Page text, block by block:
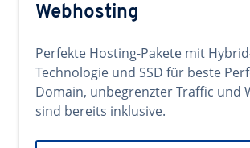
Webhosting
Perfekte Hosting-Pakete mit
Technologie und SSD für beste
Domain, unbegrenzter Traffic und
sind bereits inklusive.